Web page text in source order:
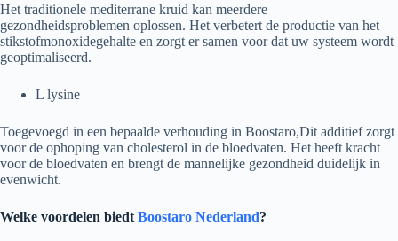
Het traditionele mediterrane kruid kan meerdere
gezondheidsproblemen oplossen. Het verbetert de productie van het
stikstofmonoxidegehalte en zorgt er samen voor dat uw systeem wordt
geoptimaliseerd.
L lysine
Toegevoegd in een bepaalde verhouding in Boostaro,Dit additief zorgt
voor de ophoping van cholesterol in de bloedvaten. Het heeft kracht
voor de bloedvaten en brengt de mannelijke gezondheid duidelijk in
evenwicht.
Welke voordelen biedt Boostaro Nederland?